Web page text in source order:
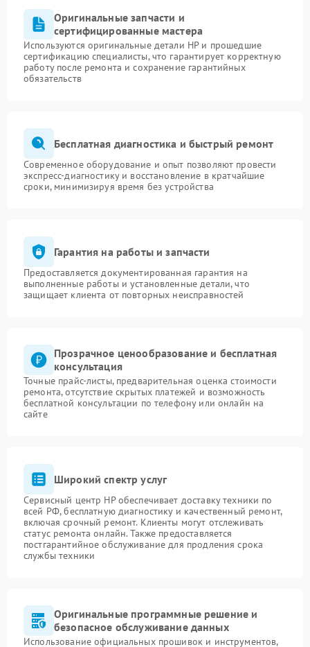
Оригинальные запчасти и
сертифицированные мастера
Используются оригинальные детали HP и прошедшие
сертификацию специалисты, что гарантирует корректную
работу после ремонта и сохранение гарантийных
обязательств
Бесплатная диагностика и быстрый ремонт
Современное оборудование и опыт позволяют провести
экспресс-диагностику и восстановление в кратчайшие
сроки, минимизируя время без устройства
Гарантия на работы и запчасти
Предоставляется документированная гарантия на
выполненные работы и установленные детали, что
защищает клиента от повторных неисправностей
Прозрачное ценообразование и бесплатная
консультация
Точные прайс-листы, предварительная оценка стоимости
ремонта, отсутствие скрытых платежей и возможность
бесплатной консультации по телефону или онлайн на
сайте
Широкий спектр услуг
Сервисный центр HP обеспечивает доставку техники по
всей РФ, бесплатную диагностику и качественный ремонт,
включая срочный ремонт. Клиенты могут отслеживать
статус ремонта онлайн. Также предоставляется
постгарантийное обслуживание для продления срока
службы техники
Оригинальные программные решение и
безопасное обслуживание данных
Использование официальных прошивок и инструментов,